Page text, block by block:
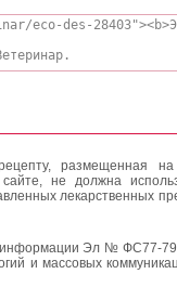
размещенная
не должна
лекарственных
информации Эл № ФС77-
и массовых